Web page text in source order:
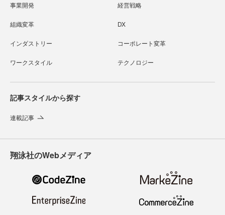
事業開発 経営戦略
組織変革 DX
インダストリー コーポレート変革
ワークスタイル テクノロジー
記事スタイルから探す
連載記事
翔泳社のWebメディア